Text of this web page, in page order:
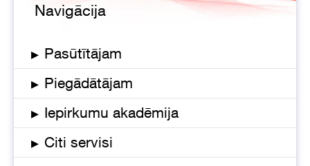
Navigācija
▸ Pasūtītājam
▸ Piegādātājam
▸ Iepirkumu akadēmija
▸ Citi servisi